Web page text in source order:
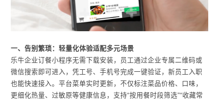
一、告别繁琐：轻量化体验适配多元场景
乐牛企业订餐小程序无需下载安装，员工通过企业专属二维码或
微信搜索即可进入，凭工号、手机号完成一键验证，新员工入职
也能快速接入。平台菜单实时更新，不仅标注菜品价格、口味，
更细化热量、过敏原等健康信息，支持“按用餐时段筛选”“收藏常